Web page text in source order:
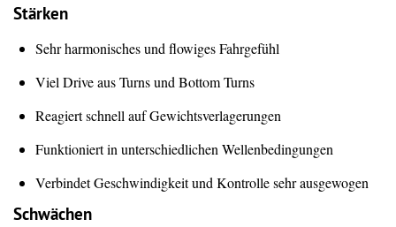
Stärken
Sehr harmonisches und flowiges Fahrgefühl
Viel Drive aus Turns und Bottom Turns
Reagiert schnell auf Gewichtsverlagerungen
Funktioniert in unterschiedlichen Wellenbedingungen
Verbindet Geschwindigkeit und Kontrolle sehr ausgewogen
Schwächen